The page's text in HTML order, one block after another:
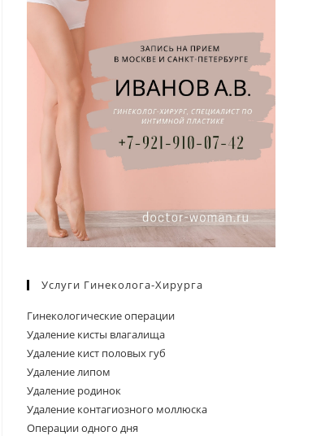
чтобы
Услуги Гинеколога-Хирурга
Гинекологические операции
Удаление кисты влагалища
Удаление кист половых губ
Удаление липом
Удаление родинок
Удаление контагиозного моллюска
Операции одного дня